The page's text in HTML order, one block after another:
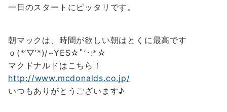
一日のスタートにピッタリです。
朝マックは、時間が欲しい朝はとくに最高です
ｏ(*’▽’*)/~YES☆ﾟ’･​:*☆
マクドナルドはこちら！
http://www.mcdonalds.co.jp/
いつもありがとうございます♪